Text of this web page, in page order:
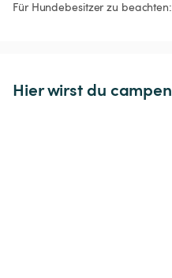
Hier wirst du campen